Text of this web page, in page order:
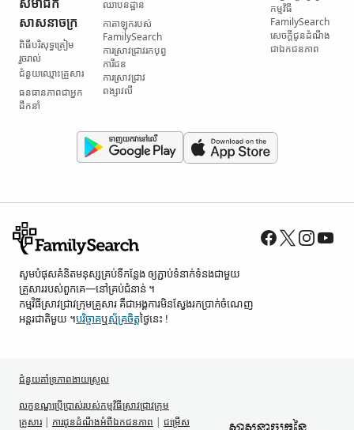
សាសនាចក្រ
ពិធី​បរិសុទ្ធ​ត្រៀម​
រួចរាល់
ជំនួយ​ឈ្មោះ​គ្រួសារ
ធនធាន​ភាពជាអ្នក
ដឹកនាំ
ឈាបនដ្ឋាន
កាតាឡុក​របស់
FamilySearch
ការស្រាវជ្រាវ​រក​បុព្វ
ការីជន
ការស្រាវជ្រាវ​
ពង្សាវលី
កម្មវិធី
FamilySearch
សេចក្តីជូនដំណឹង​
ជា​ឯកជនភាព
សូម​បំផុស​គំនិត​មនុស្ស​គ្រប់ទី​កន្លែង ឲ្យ​ភ្ជាប់​ទំនាក់ទំនង​ជាមួយ​
គ្រួសារ​របស់​ពួកគេ—នៅ​គ្រប់​ជំនាន់ ។
កម្មវិធី​ស្រាវជ្រាវ​ក្រុមគ្រួសារ គឺជា​អង្គការ​មិន​ស្វែង​រក​ប្រាក់​ចំណេញ​
អន្តរជាតិ​មួយ ។បរិច្ចាគឬស្ម័គ្រចិត្តថ្ងៃនេះ !
ជំនួយគាំទ្រ​ភាពងាយស្រួល
លក្ខខណ្ឌ​ប្រើប្រាស់​របស់​កម្មវិធី​ស្រាវជ្រាវ​ក្រុម
គ្រួសារ | ការជូន​ដំណឹង​អំពី​ឯកជនភាព | ជម្រើស